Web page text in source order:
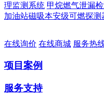
理监测系统 甲烷燃气泄漏
加油站磁吸本安级可燃探测
在线询价 在线商城 服务热
项目案例
服务支持